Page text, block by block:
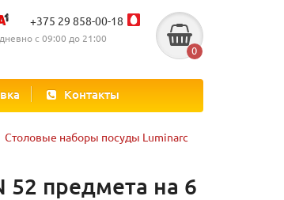
+375 29 858-00-18
с 09:00 до 21:00
0
Контакты
Столовые наборы посуды Luminarc
52 предмета на 6